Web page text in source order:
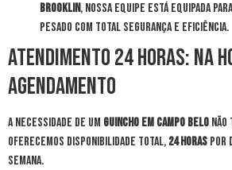
Brooklin, nossa equipe está equipada
pesado com total segurança e eficiência.
Atendimento 24 Horas: Na
Agendamento
A necessidade de um guincho em Campo Belo não
oferecemos disponibilidade total, 24 horas por
semana.